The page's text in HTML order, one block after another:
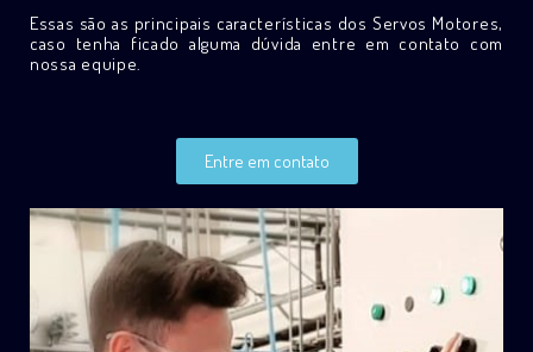
Essas são as principais características dos Servos Motores,
caso tenha ficado alguma dúvida entre em contato com
nossa equipe.
Entre em contato